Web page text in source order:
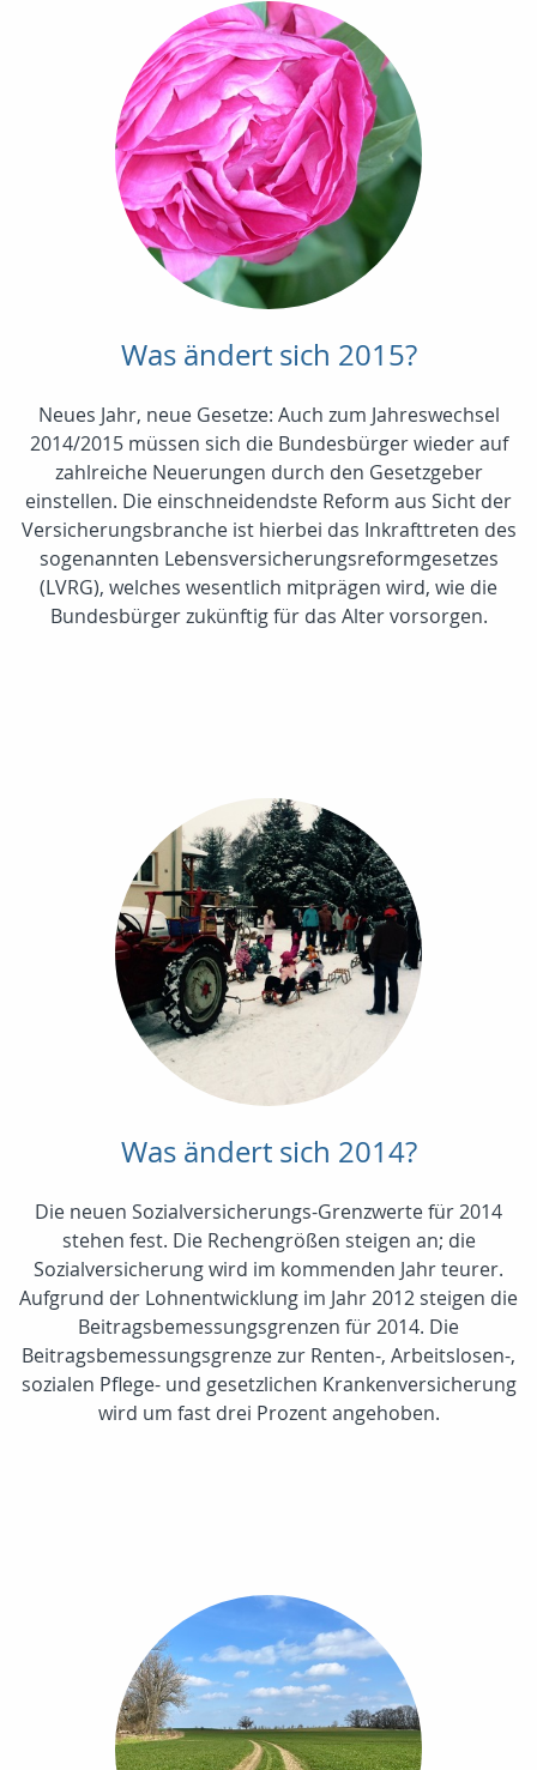
Was ändert sich 2015?
Neues Jahr, neue Gesetze: Auch zum Jahreswechsel
2014/2015 müssen sich die Bundesbürger wieder auf
zahlreiche Neuerungen durch den Gesetzgeber
einstellen. Die einschneidendste Reform aus Sicht der
Versicherungsbranche ist hierbei das Inkrafttreten des
sogenannten Lebensversicherungsreformgesetzes
(LVRG), welches wesentlich mitprägen wird, wie die
Bundesbürger zukünftig für das Alter vorsorgen.
Was ändert sich 2014?
Die neuen Sozialversicherungs-Grenzwerte für 2014
stehen fest. Die Rechengrößen steigen an; die
Sozialversicherung wird im kommenden Jahr teurer.
Aufgrund der Lohnentwicklung im Jahr 2012 steigen die
Beitragsbemessungsgrenzen für 2014. Die
Beitragsbemessungsgrenze zur Renten-, Arbeitslosen-,
sozialen Pflege- und gesetzlichen Krankenversicherung
wird um fast drei Prozent angehoben.